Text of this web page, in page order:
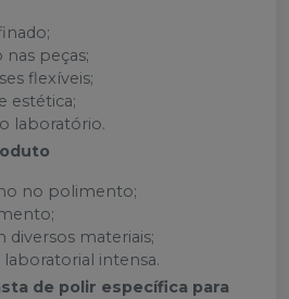
peças;
flexíveis;
estética;
laboratório.
no polimento;
materiais;
intensa.
de polir específica para